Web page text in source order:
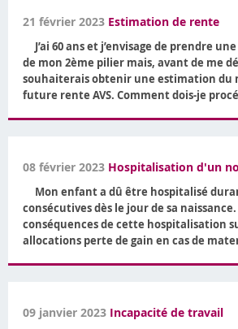
21 février 2023 Estimation de rente
J’ai 60 ans et j’envisage de prendre
de mon 2ème pilier mais, avant de me
souhaiterais obtenir une estimation du
future rente AVS. Comment dois-je
08 février 2023 Hospitalisation d'un
Mon enfant a dû être hospitalisé
consécutives dès le jour de sa
conséquences de cette hospitalisation
allocations perte de gain en cas de
09 janvier 2023 Incapacité de travail